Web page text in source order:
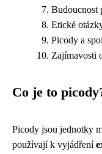
Budoucnost
Etické
Picody a
Zajímavosti
Co je to
Picody jsou jednotky
používají k vyjádření